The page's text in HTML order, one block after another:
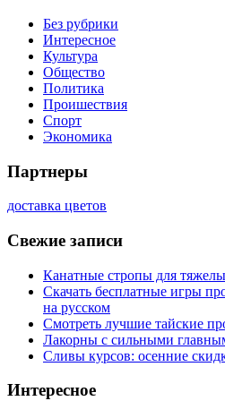
Без рубрики
Интересное
Культура
Общество
Политика
Проишествия
Спорт
Экономика
Партнеры
доставка цветов
Свежие записи
Канатные стропы для
Скачать бесплатные игры
на русском
Смотреть лучшие тайские
Лакорны с сильными
Сливы курсов: осенние
Интересное